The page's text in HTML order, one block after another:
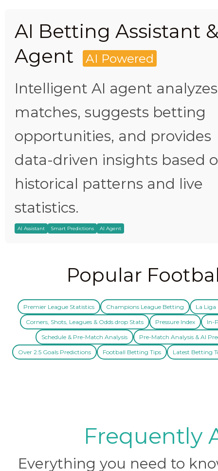
AI Betting Assistant
Agent
AI Powered
Intelligent AI agent analyzes
matches, suggests betting
opportunities, and provides
data-driven insights based
historical patterns and live
statistics.
AI Assistant Smart Predictions AI Agent
Popular
Premier League Statistics Champions League Betting La Liga
Corners, Shots, Leagues & Odds drop Stats Pressure Index In-
Schedule & Pre-Match Analysis Pre-Match Analysis & AI
Over 2.5 Goals Predictions Football Betting Tips Latest Betting
Frequently
Everything you need to